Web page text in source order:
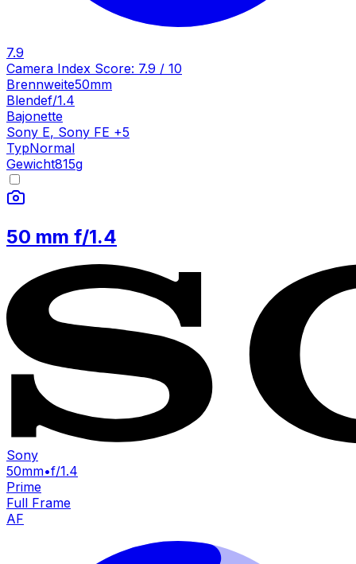
7.9
Camera Index Score: 7.9 / 10
Brennweite50mm
Blendef/1.4
Bajonette
Sony E, Sony FE +5
TypNormal
Gewicht815g
50 mm f/1.4
Sony
50mm•f/1.4
Prime
Full Frame
AF